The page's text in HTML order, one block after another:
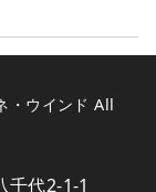
・ウインド All
千代2-1-1